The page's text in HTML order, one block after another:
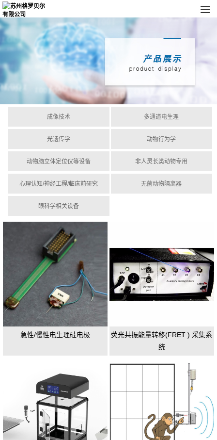
成像技术 多通道电生理
光遗传学 动物行为学
动物脑立体定位仪等设备 非人灵长类动物专用
心理认知/神经工程/临床前研究 无菌动物隔离器
眼科学相关设备
急性/慢性电生理硅电极
荧光共振能量转移(FRET ) 采集系
统